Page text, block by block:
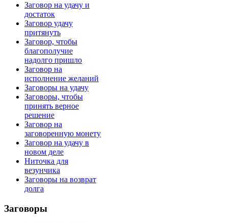
Заговор на удачу и
достаток
Заговор удачу
притянуть
Заговор, чтобы
благополучие
надолго пришло
Заговор на
исполнение желаний
Заговоры на удачу
Заговоры, чтобы
принять верное
решение
Заговор на
заговоренную монету
Заговор на удачу в
новом деле
Ниточка для
везунчика
Заговоры на возврат
долга
Заговоры